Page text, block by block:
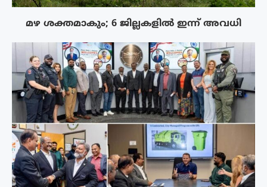
മഴ ശക്തമാകും; 6 ജില്ലകളിൽ ഇന്ന് അവധി